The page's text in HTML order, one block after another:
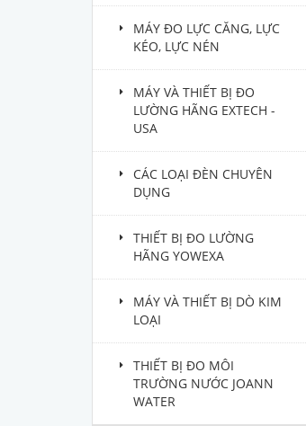
MÁY ĐO LỰC CĂNG, LỰC
KÉO, LỰC NÉN
MÁY VÀ THIẾT BỊ ĐO
LƯỜNG HÃNG EXTECH -
USA
CÁC LOẠI ĐÈN CHUYÊN
DỤNG
THIẾT BỊ ĐO LƯỜNG
HÃNG YOWEXA
MÁY VÀ THIẾT BỊ DÒ KIM
LOẠI
THIẾT BỊ ĐO MÔI
TRƯỜNG NƯỚC JOANN
WATER